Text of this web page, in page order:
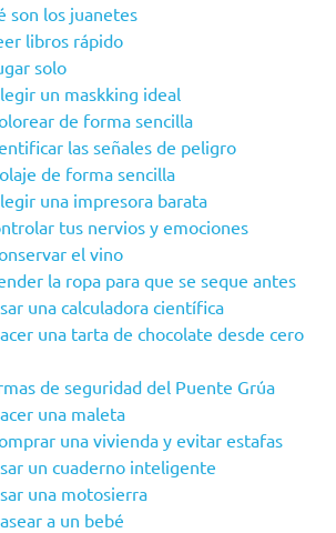
son los juanetes
libros rápido
solo
un maskking ideal
de forma sencilla
las señales de peligro
de forma sencilla
una impresora barata
tus nervios y emociones
el vino
la ropa para que se seque antes
una calculadora científica
una tarta de chocolate desde cero
‌de‌ ‌seguridad‌ ‌del‌ ‌Puente‌ ‌Grúa‌
una maleta
una vivienda y evitar estafas
un cuaderno inteligente
una motosierra
a un bebé